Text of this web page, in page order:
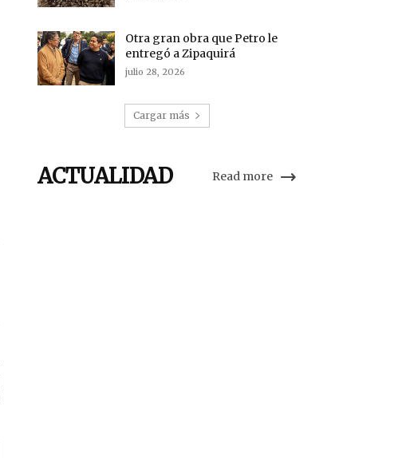
Otra gran obra que Petro le
entregó a Zipaquirá
julio 28, 2026
Cargar más
ACTUALIDAD Read more